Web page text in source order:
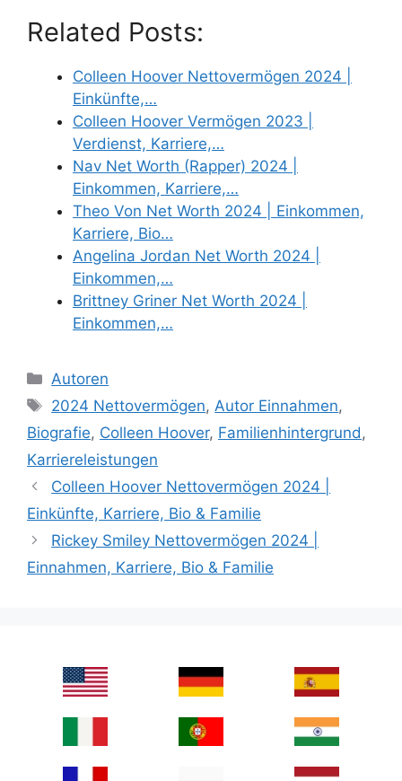
Related Posts:
Colleen Hoover Nettovermögen 2024 |
Einkünfte,…
Colleen Hoover Vermögen 2023 |
Verdienst, Karriere,…
Nav Net Worth (Rapper) 2024 |
Einkommen, Karriere,…
Theo Von Net Worth 2024 | Einkommen,
Karriere, Bio…
Angelina Jordan Net Worth 2024 |
Einkommen,…
Brittney Griner Net Worth 2024 |
Einkommen,…
Categories
Autoren
Tags
2024 Nettovermögen, Autor Einnahmen,
Biografie, Colleen Hoover, Familienhintergrund ,
Karriereleistungen
Colleen Hoover Nettovermögen 2024 |
Einkünfte, Karriere, Bio & Familie
Rickey Smiley Nettovermögen 2024 |
Einnahmen, Karriere, Bio & Familie